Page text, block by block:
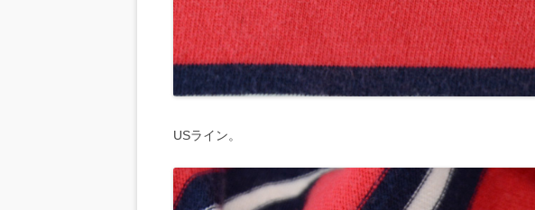
USライン。